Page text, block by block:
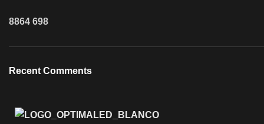
8864 698
Recent Comments